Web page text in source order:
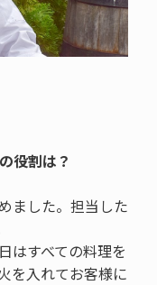
役割は？
ました。担当した
はすべての料理を
を入れてお客様に